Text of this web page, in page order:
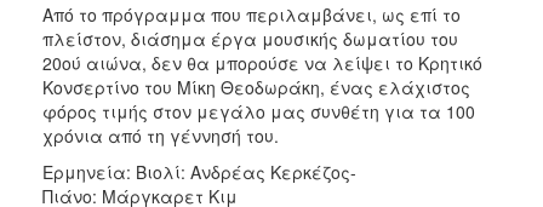
Από το πρόγραμμα που περιλαμβάνει, ως επί το
πλείστον, διάσημα έργα μουσικής δωματίου του
20ού αιώνα, δεν θα μπορούσε να λείψει το Κρητικό
Κονσερτίνο του Μίκη Θεοδωράκη, ένας ελάχιστος
φόρος τιμής στον μεγάλο μας συνθέτη για τα 100
χρόνια από τη γέννησή του.
Ερμηνεία: Βιολί: Ανδρέας Κερκέζος-
Πιάνο: Μάργκαρετ Κιμ